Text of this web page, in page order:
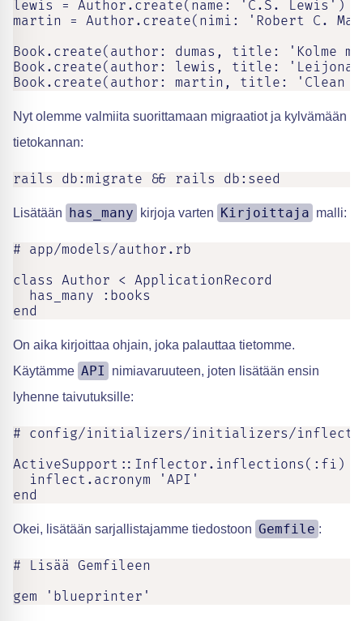
lewis = Author.create(name: 'C.S. Lewis')
martin = Author.create(nimi: 'Robert C.
Book.create(author: dumas, title: 'Kolme
Book.create(author: lewis, title:
Book.create(author: martin, title: 'Clean
Nyt olemme valmiita suorittamaan migraatiot ja kylvämään
tietokannan:
rails db:migrate && rails db:seed
Lisätään has_many kirjoja varten Kirjoittaja malli:
# app/models/author.rb
class Author < ApplicationRecord
  has_many :books
end
On aika kirjoittaa ohjain, joka palauttaa tietomme.
Käytämme API
nimiavaruuteen, joten lisätään ensin
lyhenne taivutuksille:
# config/initializers/initializers/
ActiveSupport::Inflector.inflections(:fi)
  inflect.acronym 'API'
end
Okei, lisätään sarjallistajamme tiedostoon Gemfile :
# Lisää Gemfileen
gem 'blueprinter'